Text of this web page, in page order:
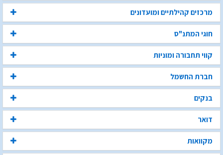
מרכזים קהילתיים ומועדונים
חוגי המתנ"ס
קווי תחבורה ומוניות
חברת החשמל
בנקים
דואר
מקוואות